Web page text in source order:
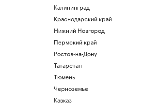
Калининград
Краснодарский край
Нижний Новгород
Пермский край
Ростов-на-Дону
Татарстан
Тюмень
Черноземье
Кавказ